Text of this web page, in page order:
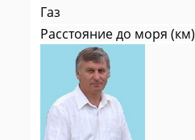
Газ
Расстояние до моря (км)